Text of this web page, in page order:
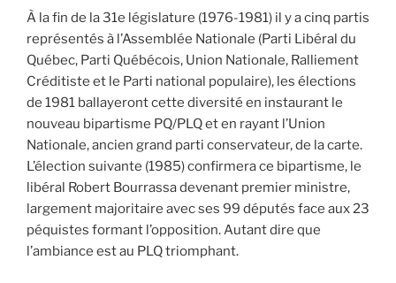
À la fin de la 31e législature (1976-1981) il y a cinq partis
représentés à l’Assemblée Nationale (Parti Libéral du
Québec, Parti Québécois, Union Nationale, Ralliement
Créditiste et le Parti national populaire), les élections
de 1981 ballayeront cette diversité en instaurant le
nouveau bipartisme PQ/PLQ et en rayant l’Union
Nationale, ancien grand parti conservateur, de la carte.
L’élection suivante (1985) confirmera ce bipartisme, le
libéral Robert Bourrassa devenant premier ministre,
largement majoritaire avec ses 99 députés face aux 23
péquistes formant l’opposition. Autant dire que
l’ambiance est au PLQ triomphant.